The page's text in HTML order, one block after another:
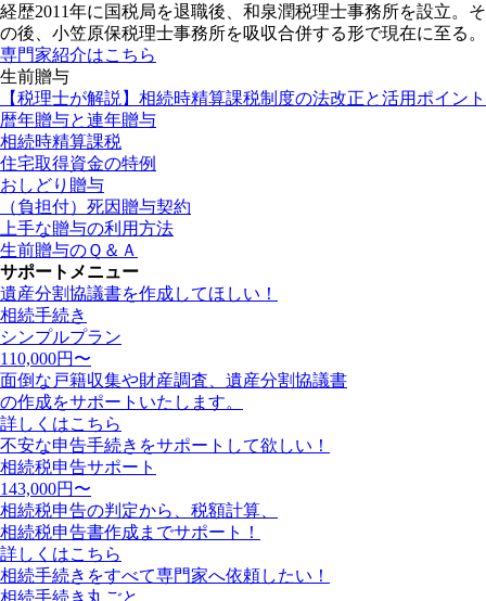
経歴2011年に国税局を退職後、和泉潤税理士事務所を設立。そ
の後、小笠原保税理士事務所を吸収合併する形で現在に至る。
専門家紹介はこちら
生前贈与
【税理士が解説】相続時精算課税制度の法改正と活用ポイント
暦年贈与と連年贈与
相続時精算課税
住宅取得資金の特例
おしどり贈与
（負担付）死因贈与契約
上手な贈与の利用方法
生前贈与のＱ＆Ａ
サポートメニュー
遺産分割協議書を作成してほしい！
相続手続き
シンプルプラン
110,000円〜
面倒な戸籍収集や財産調査、遺産分割協議書
の作成をサポートいたします。
詳しくはこちら
不安な申告手続きをサポートして欲しい！
相続税申告サポート
143,000円〜
相続税申告の判定から、税額計算、
相続税申告書作成までサポート！
詳しくはこちら
相続手続きをすべて専門家へ依頼したい！
相続手続き丸ごと